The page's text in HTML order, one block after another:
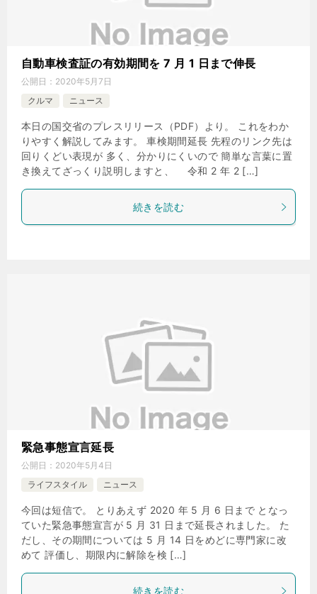
自動車検査証の有効期間を 7 月 1 日まで伸長
公開日： 2020年5月7日
クルマ
ニュース
本日の国交省のプレスリリース（PDF）より。 これをわか
りやすく解説してみます。 車検期間延長 先程のリンク先は
回りくどい表現が 多く、分かりにくいので 簡単な言葉に置
き換えてざっくり説明しますと、 令和 2 年 2 […]
続きを読む
緊急事態宣言延長
公開日： 2020年5月4日
ライフスタイル
ニュース
今回は短信で。 とりあえず 2020 年 5 月 6 日まで となっ
ていた緊急事態宣言が 5 月 31 日まで延長されました。 た
だし、その期間については 5 月 14 日をめどに専門家に改
めて 評価し、期限内に解除を検 […]
続きを読む